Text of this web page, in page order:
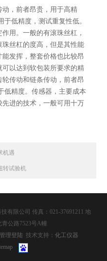
，前者昂贵，用于高精
低精度，测试重复性低。
用。一般的有滚珠丝杠，
丝杠的度高，但是其性能
发挥，整套价格也比较昂
以达到软包装所要求的精
传动和链条传动，前者昂
低精度。传感器，主要成本
进的技术，一般可用十万
机遇
转试验机
有限公司 传真：021-37691211 地
公路7523号A幢
管理登陆 技术支持： 化工仪器